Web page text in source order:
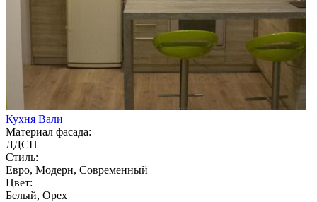
Кухня Вали
Материал фасада:
ЛДСП
Стиль:
Евро, Модерн, Современный
Цвет:
Белый, Орех